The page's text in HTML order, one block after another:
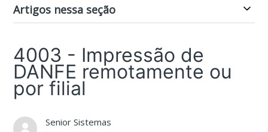
Artigos nessa seção
4003 - Impressão de
DANFE remotamente ou
por filial
Senior Sistemas